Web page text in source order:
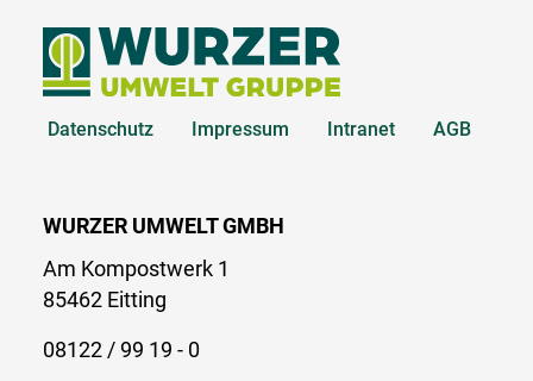
Datenschutz Impressum Intranet AGB
WURZER UMWELT GMBH
Am Kompostwerk 1
85462 Eitting
08122 / 99 19 - 0